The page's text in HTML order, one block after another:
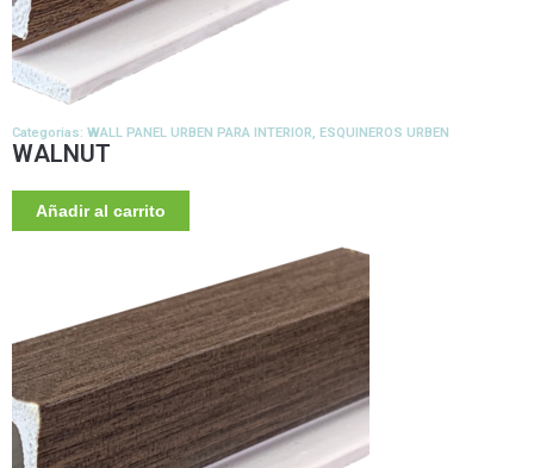
Categorias: WALL PANEL URBEN PARA INTERIOR, ESQUINEROS URBEN
WALNUT
Añadir al carrito